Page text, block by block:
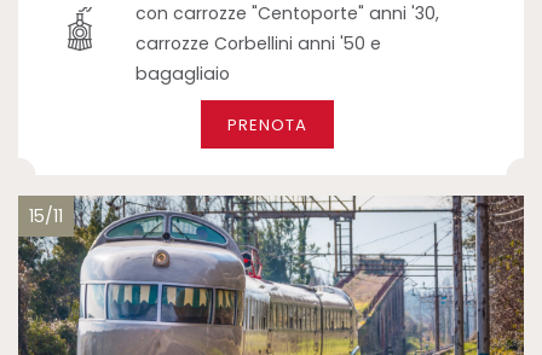
con carrozze "Centoporte" anni '30,
carrozze Corbellini anni '50 e
bagagliaio
PRENOTA
15/11